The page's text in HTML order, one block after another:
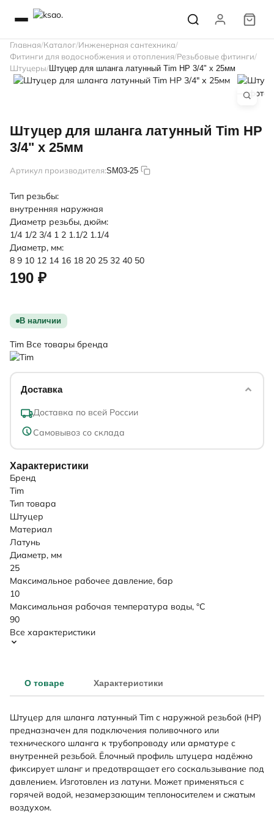
Главная Каталог Инженерная сантехника
Фитинги для водоснобжения и отопления Резьбовые фитинги
Штуцеры Штуцер для шланга латунный Tim НР 3/4" х 25мм
Штуцер для шланга латунный Tim НР
3/4" х 25мм
Артикул производителя:SM03-25
Тип резьбы:
внутренняя наружная
Диаметр резьбы, дюйм:
1/4 1/2 3/4 1 2 1.1/2 1.1/4
Диаметр, мм:
8 9 10 12 14 16 18 20 25 32 40 50
190 ₽
В наличии
Tim Все товары бренда
Доставка
Доставка по всей России
Самовывоз со склада
Характеристики
Бренд
Tim
Тип товара
Штуцер
Материал
Латунь
Диаметр, мм
25
Максимальное рабочее давление, бар
10
Максимальная рабочая температура воды, °C
90
Все характеристики
О товаре Характеристики
Штуцер для шланга латунный Tim с наружной резьбой (НР)
предназначен для подключения поливочного или
технического шланга к трубопроводу или арматуре с
внутренней резьбой. Ёлочный профиль штуцера надёжно
фиксирует шланг и предотвращает его соскальзывание под
давлением. Изготовлен из латуни. Может применяться с
горячей водой, незамерзающим теплоносителем и сжатым
воздухом.